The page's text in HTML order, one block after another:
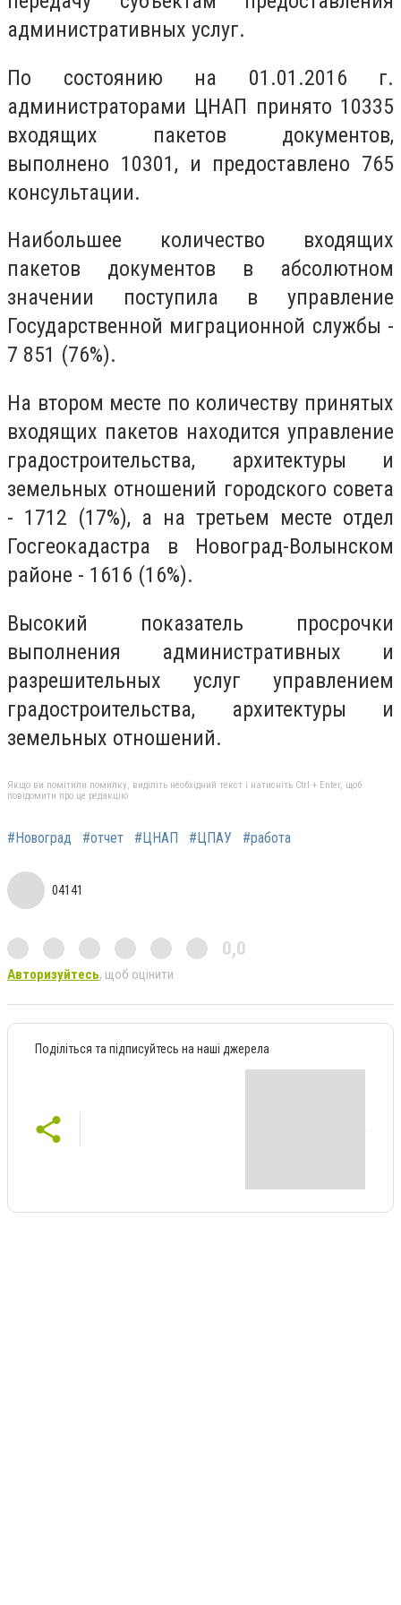
административных услуг.
По состоянию на 01.01.2016 г.
администраторами ЦНАП принято 10335
входящих пакетов документов,
выполнено 10301, и предоставлено 765
консультации.
Наибольшее количество входящих
пакетов документов в абсолютном
значении поступила в управление
Государственной миграционной службы -
7 851 (76%).
На втором месте по количеству принятых
входящих пакетов находится управление
градостроительства, архитектуры и
земельных отношений городского совета
- 1712 (17%), а на третьем месте отдел
Госгеокадастра в Новоград-Волынском
районе - 1616 (16%).
Высокий показатель просрочки
выполнения административных и
разрешительных услуг управлением
градостроительства, архитектуры и
земельных отношений.
Якщо ви помітили помилку, виділіть необхідний текст і натисніть Ctrl + Enter, щоб
повідомити про це редакцію
#Новоград #отчет #ЦНАП #ЦПАУ #работа
04141
0,0
Авторизуйтесь, щоб оцінити
Поділіться та підписуйтесь на наші джерела